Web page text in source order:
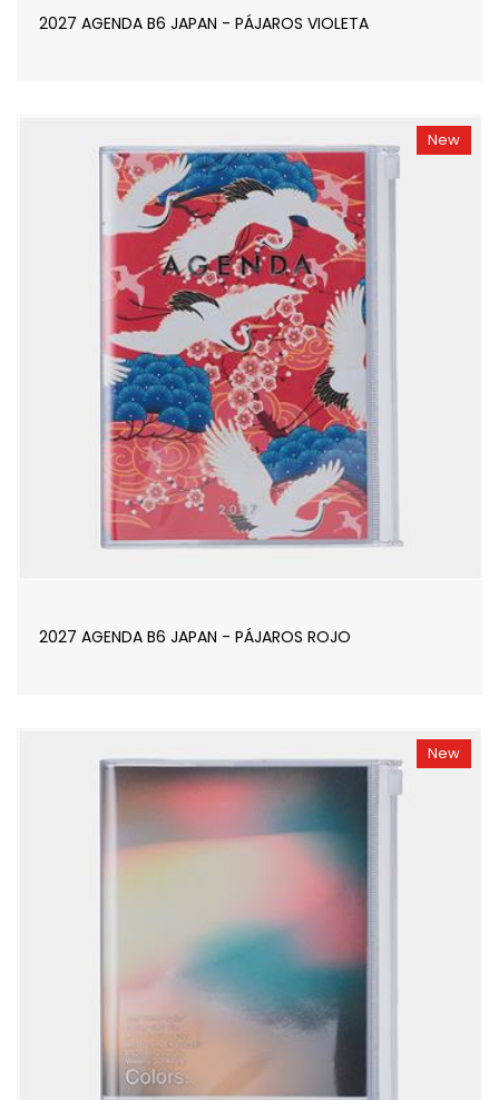
2027 AGENDA B6 JAPAN - PÁJAROS VIOLETA
New
2027 AGENDA B6 JAPAN - PÁJAROS ROJO
New